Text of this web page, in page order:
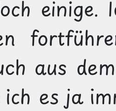
aus
ich es ja